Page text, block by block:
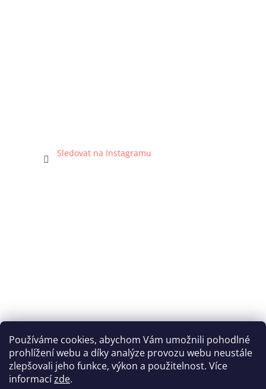
Používáme cookies, abychom Vám umožnili pohodlné
prohlížení webu a díky analýze provozu webu neustále
zlepšovali jeho funkce, výkon a použitelnost. Více
informacízde.
Sledovat na Instagramu
Katka Hromasová Foto